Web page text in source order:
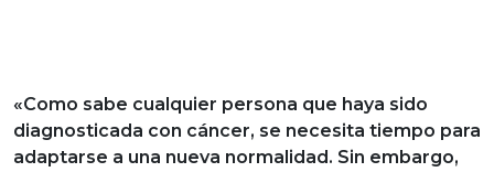
«Como sabe cualquier persona que haya sido
diagnosticada con cáncer, se necesita tiempo para
adaptarse a una nueva normalidad. Sin embargo,